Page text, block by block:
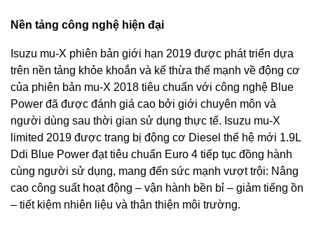
Nền tảng công nghệ hiện đại
Isuzu mu-X phiên bản giới hạn 2019 được phát triển dựa
trên nền tảng khỏe khoắn và kế thừa thế mạnh về động cơ
của phiên bản mu-X 2018 tiêu chuẩn với công nghệ Blue
Power đã được đánh giá cao bởi giới chuyên môn và
người dùng sau thời gian sử dụng thực tế. Isuzu mu-X
limited 2019 được trang bị động cơ Diesel thế hệ mới 1.9L
Ddi Blue Power đạt tiêu chuẩn Euro 4 tiếp tục đồng hành
cùng người sử dụng, mang đến sức mạnh vượt trội: Nâng
cao công suất hoạt động – vận hành bền bỉ – giảm tiếng ồn
– tiết kiệm nhiên liệu và thân thiện môi trường.